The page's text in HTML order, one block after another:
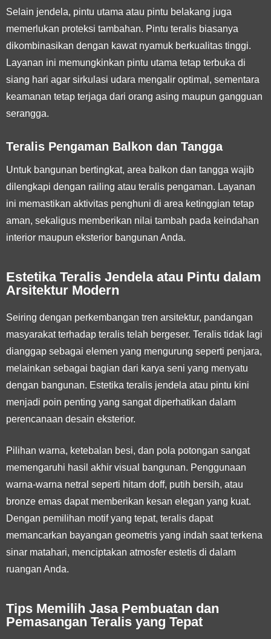
Selain jendela, pintu utama atau pintu belakang juga
memerlukan proteksi tambahan. Pintu teralis biasanya
dikombinasikan dengan kawat nyamuk berkualitas tinggi.
Layanan ini memungkinkan pintu utama tetap terbuka di
siang hari agar sirkulasi udara mengalir optimal, sementara
keamanan tetap terjaga dari orang asing maupun gangguan
serangga.
Teralis Pengaman Balkon dan Tangga
Untuk bangunan bertingkat, area balkon dan tangga wajib
dilengkapi dengan railing atau teralis pengaman. Layanan
ini memastikan aktivitas penghuni di area ketinggian tetap
aman, sekaligus memberikan nilai tambah pada keindahan
interior maupun eksterior bangunan Anda.
Estetika Teralis Jendela atau Pintu dalam
Arsitektur Modern
Seiring dengan perkembangan tren arsitektur, pandangan
masyarakat terhadap teralis telah bergeser. Teralis tidak lagi
dianggap sebagai elemen yang mengurung seperti penjara,
melainkan sebagai bagian dari karya seni yang menyatu
dengan bangunan. Estetika teralis jendela atau pintu kini
menjadi poin penting yang sangat diperhatikan dalam
perencanaan desain eksterior.
Pilihan warna, ketebalan besi, dan pola potongan sangat
memengaruhi hasil akhir visual bangunan. Penggunaan
warna-warna netral seperti hitam doff, putih bersih, atau
bronze emas dapat memberikan kesan elegan yang kuat.
Dengan pemilihan motif yang tepat, teralis dapat
memancarkan bayangan geometris yang indah saat terkena
sinar matahari, menciptakan atmosfer estetis di dalam
ruangan Anda.
Tips Memilih Jasa Pembuatan dan
Pemasangan Teralis yang Tepat